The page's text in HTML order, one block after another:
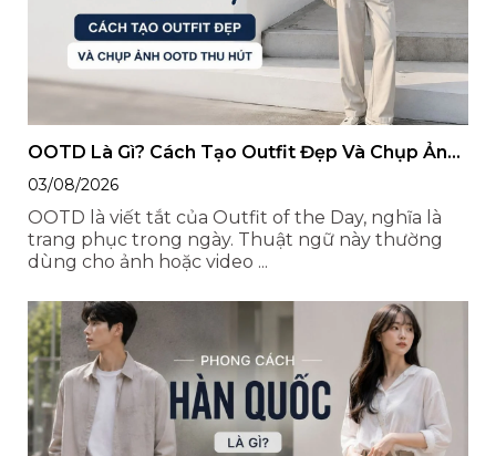
OOTD Là Gì? Cách Tạo Outfit Đẹp Và Chụp Ảnh
OOTD Thu Hút
03/08/2026
OOTD là viết tắt của Outfit of the Day, nghĩa là
trang phục trong ngày. Thuật ngữ này thường
dùng cho ảnh hoặc video ...